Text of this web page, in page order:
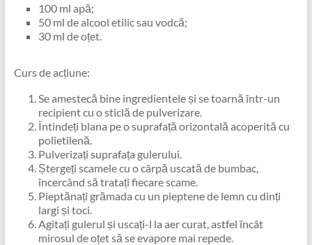
100 ml apă;
50 ml de alcool etilic sau vodcă;
30 ml de oțet.
Curs de acțiune:
Se amestecă bine ingredientele și se toarnă într-un
recipient cu o sticlă de pulverizare.
Întindeți blana pe o suprafață orizontală acoperită cu
polietilenă.
Pulverizați suprafața gulerului.
Ștergeți scamele cu o cârpă uscată de bumbac,
încercând să tratați fiecare scame.
Pieptănați grămada cu un pieptene de lemn cu dinți
largi și toci.
Agitați gulerul și uscați-l la aer curat, astfel încât
mirosul de oțet să se evapore mai repede.